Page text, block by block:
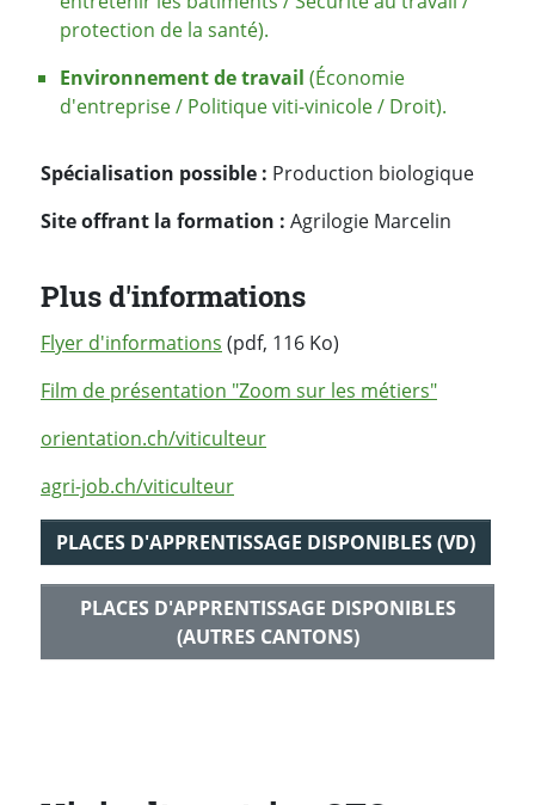
protection de la santé).
Environnement de travail (Économie
d'entreprise / Politique viti-vinicole / Droit).
Spécialisation possible : Production biologique
Site offrant la formation : Agrilogie Marcelin
Plus d'informations
Flyer d'informations (pdf, 116 Ko)
Film de présentation "Zoom sur les métiers"
orientation.ch/viticulteur
agri-job.ch/viticulteur
PLACES D'APPRENTISSAGE DISPONIBLES (VD)
PLACES D'APPRENTISSAGE DISPONIBLES
(AUTRES CANTONS)